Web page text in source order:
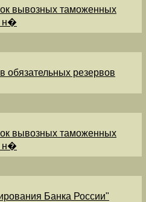
вывозных таможенных
н�
обязательных резервов
вывозных таможенных
н�
Банка России"